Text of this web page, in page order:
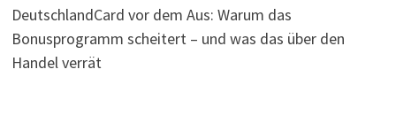
DeutschlandCard vor dem Aus: Warum das
Bonusprogramm scheitert – und was das über den
Handel verrät